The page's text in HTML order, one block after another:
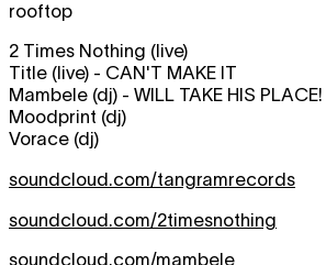
rooftop
2 Times Nothing (live)
Title (live) - CAN'T MAKE IT
Mambele (dj) - WILL TAKE HIS PLACE!
Moodprint (dj)
Vorace (dj)
soundcloud.com/tangramrecords
soundcloud.com/2timesnothing
soundcloud.com/mambele